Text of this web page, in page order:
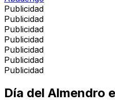
Publicidad
Publicidad
Publicidad
Publicidad
Publicidad
Publicidad
Publicidad
Día del Almendro